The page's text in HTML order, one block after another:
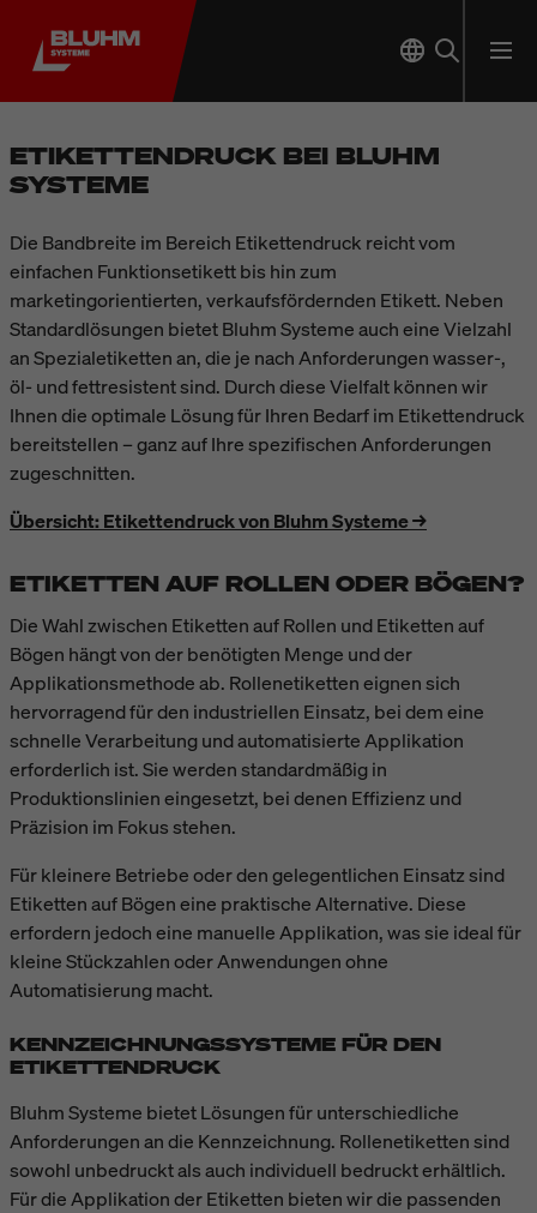
ETIKETTENDRUCK BEI BLUHM
SYSTEME
Die Bandbreite im Bereich Etikettendruck reicht vom
einfachen Funktionsetikett bis hin zum
marketingorientierten, verkaufsfördernden Etikett. Neben
Standardlösungen bietet Bluhm Systeme auch eine Vielzahl
an Spezialetiketten an, die je nach Anforderungen wasser-,
öl- und fettresistent sind. Durch diese Vielfalt können wir
Ihnen die optimale Lösung für Ihren Bedarf im Etikettendruck
bereitstellen – ganz auf Ihre spezifischen Anforderungen
zugeschnitten.
Übersicht: Etikettendruck von Bluhm Systeme →
ETIKETTEN AUF ROLLEN ODER BÖGEN?
Die Wahl zwischen Etiketten auf Rollen und Etiketten auf
Bögen hängt von der benötigten Menge und der
Applikationsmethode ab. Rollenetiketten eignen sich
hervorragend für den industriellen Einsatz, bei dem eine
schnelle Verarbeitung und automatisierte Applikation
erforderlich ist. Sie werden standardmäßig in
Produktionslinien eingesetzt, bei denen Effizienz und
Präzision im Fokus stehen.
Für kleinere Betriebe oder den gelegentlichen Einsatz sind
Etiketten auf Bögen eine praktische Alternative. Diese
erfordern jedoch eine manuelle Applikation, was sie ideal für
kleine Stückzahlen oder Anwendungen ohne
Automatisierung macht.
KENNZEICHNUNGSSYSTEME FÜR DEN
ETIKETTENDRUCK
Bluhm Systeme bietet Lösungen für unterschiedliche
Anforderungen an die Kennzeichnung. Rollenetiketten sind
sowohl unbedruckt als auch individuell bedruckt erhältlich.
Für die Applikation der Etiketten bieten wir die passenden